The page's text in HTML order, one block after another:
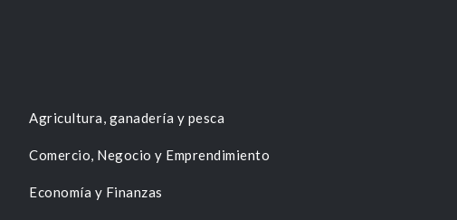
Agricultura, ganadería y pesca
Comercio, Negocio y Emprendimiento
Economía y Finanzas